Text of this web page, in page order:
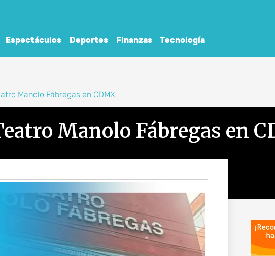
Espectáculos Deportes Finanzas Tecnología
Manolo Fábregas en CDMX
Manolo Fábregas en